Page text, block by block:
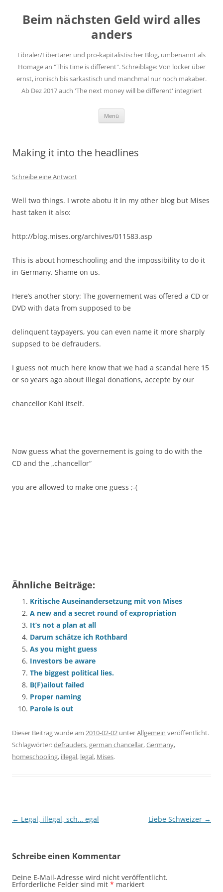
springen
Beim nächsten Geld wird alles
anders
Libraler/Libertärer und pro-kapitalistischer Blog, umbenannt als
Homage an "This time is different". Schreiblage: Von locker über
ernst, ironisch bis sarkastisch und manchmal nur noch makaber.
Ab Dez 2017 auch 'The next money will be different' integriert
Menü
Making it into the headlines
Schreibe eine Antwort
Well two things. I wrote abotu it in my other blog but Mises
hast taken it also:
http://blog.mises.org/archives/011583.asp
This is about homeschooling and the impossibility to do it
in Germany. Shame on us.
Here’s another story: The governement was offered a CD or
DVD with data from supposed to be
delinquent taypayers, you can even name it more sharply
suppsed to be defrauders.
I guess not much here know that we had a scandal here 15
or so years ago about illegal donations, accepte by our
chancellor Kohl itself.
Now guess what the governement is going to do with the
CD and the „chancellor“
you are allowed to make one guess ;-(
Ähnliche Beiträge:
Kritische Auseinandersetzung mit von Mises
A new and a secret round of expropriation
It’s not a plan at all
Darum schätze ich Rothbard
As you might guess
Investors be aware
The biggest political lies.
B(F)ailout failed
Proper naming
Parole is out
Dieser Beitrag wurde am 2010-02-02 unterAllgemein veröffentlicht.
Schlagwörter:defrauders,german chancellar,Germany,
homeschooling, illegal, legal, Mises.
Beitragsnavigation
← Legal, illegal, sch… egal Liebe Schweizer →
Schreibe einen Kommentar
Deine E-Mail-Adresse wird nicht veröffentlicht.
Erforderliche Felder sind mit * markiert